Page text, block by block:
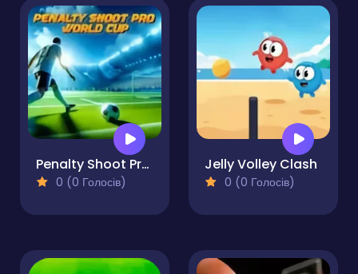
Penalty Shoot Pro World Cup
0 (0 Голосів)
Jelly Volley Clash
0 (0 Голосів)